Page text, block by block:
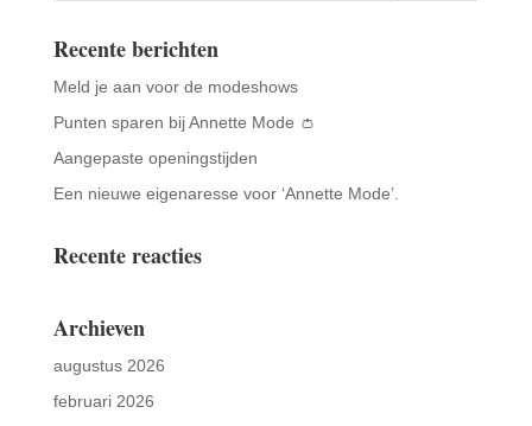
Recente berichten
Meld je aan voor de modeshows
Punten sparen bij Annette Mode 👛
Aangepaste openingstijden
Een nieuwe eigenaresse voor ‘Annette Mode’.
Recente reacties
Archieven
augustus 2026
februari 2026